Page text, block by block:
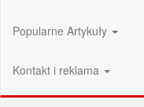
Popularne Artykuły
Kontakt i reklama